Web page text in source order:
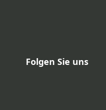
Folgen Sie uns